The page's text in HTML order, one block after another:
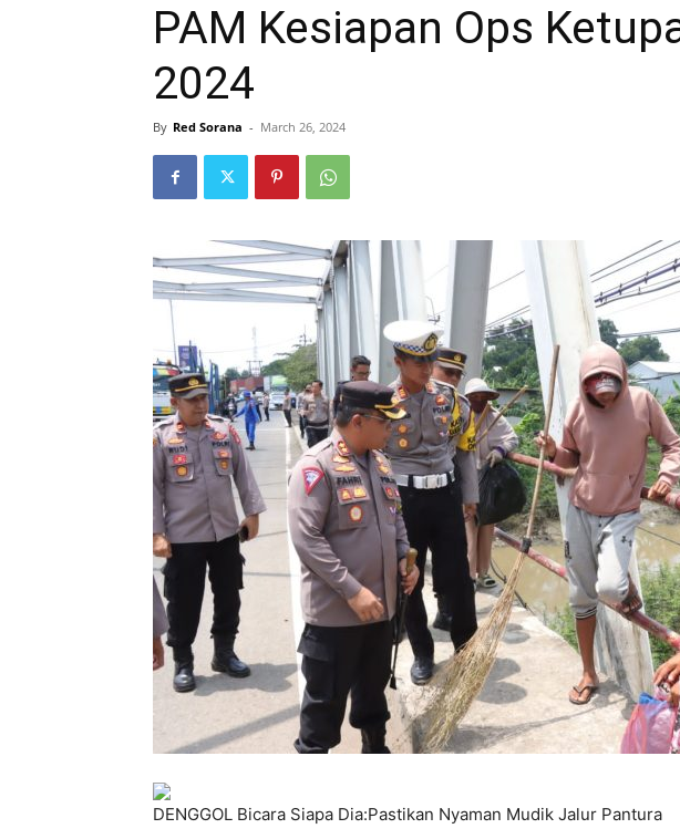
PAM Kesiapan Ops
2024
By Red Sorana - March 26, 2024
DENGGOL Bicara Siapa Dia:Pastikan Nyaman Mudik Jalur Pantura